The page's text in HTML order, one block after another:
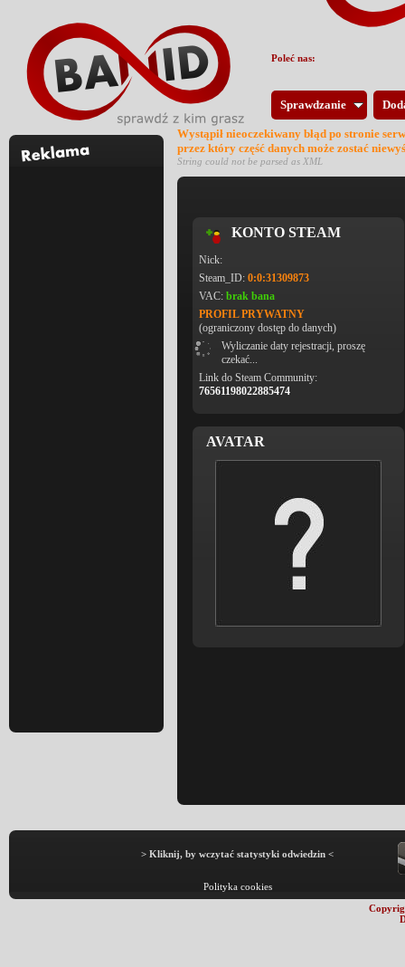
Sprawdzanie
Wystąpił nieoczekiwany błąd po stronie
przez który część danych może zostać
String could not be parsed as XML
KONTO STEAM
Nick:
Steam_ID: 0:0:31309873
VAC: brak bana
PROFIL PRYWATNY
(ograniczony dostęp do danych)
Wyliczanie daty rejestracji, proszę
czekać...
Link do Steam Community:
76561198022885474
AVATAR
> Kliknij, by wczytać statystyki odwiedzin <
Polityka cookies
Poleć nas: